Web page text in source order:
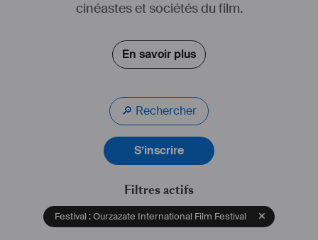
cinéastes et sociétés du film.
En savoir plus
🔎 Rechercher
S’inscrire
Filtres actifs
Festival : Ourzazate International Film Festival